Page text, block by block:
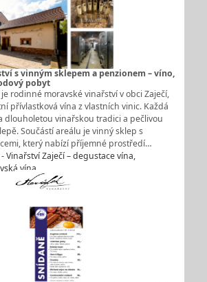
s vinným sklepem a penzionem – víno,
pobyt
rodinné moravské vinařství v obci Zaječí,
přívlastková vína z vlastních vinic. Každá
dlouholetou vinařskou tradici a pečlivou
Součástí areálu je vinný sklep s
který nabízí příjemné prostředí…
Vinařství Zaječí – degustace vína,
vína